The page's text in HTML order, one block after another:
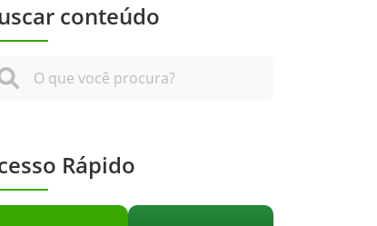
conteúdo
Rápido